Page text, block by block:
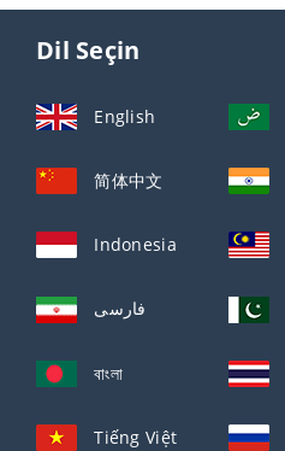
Dil Seçin
English
简体中文
Indonesia
فارسی
বাংলা
Tiếng Việt